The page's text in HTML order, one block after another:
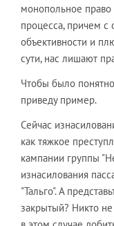
монопольное
процесса, причем
объективности и
сути, нас лишают
Чтобы было
приведу пример.
Сейчас
как тяжкое
кампании группы
изнасилования
"Тальго". А
закрытый? Никто